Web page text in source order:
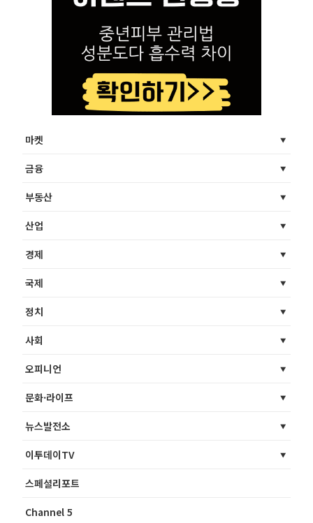
마켓
금융
부동산
산업
경제
국제
정치
사회
오피니언
문화·라이프
뉴스발전소
이투데이TV
스페셜리포트
Channel 5